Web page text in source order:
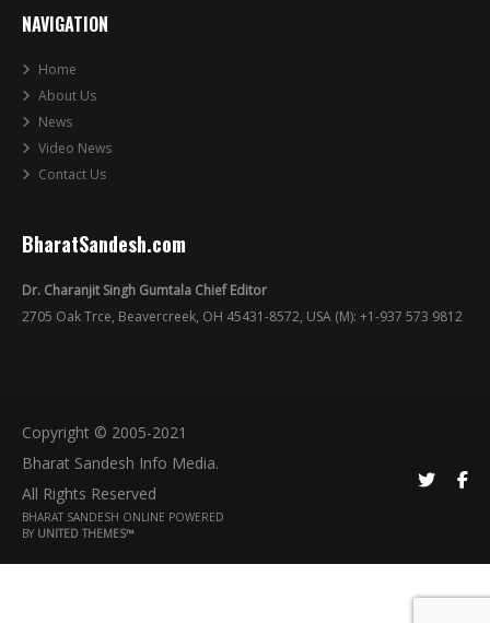
NAVIGATION
Home
About Us
News
Video News
Contact Us
BharatSandesh.com
Dr. Charanjit Singh Gumtala Chief Editor
2705 Oak Trce, Beavercreek, OH 45431-8572, USA (M): +1-937 573 9812
Copyright © 2005-2021
Bharat Sandesh Info Media.
All Rights Reserved
BHARAT SANDESH ONLINE POWERED
BY UNITED THEMES™